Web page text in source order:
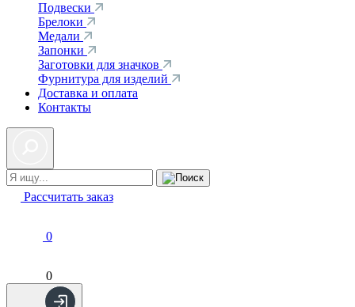
Подвески
Брелоки
Медали
Запонки
Заготовки для значков
Фурнитура для изделий
Доставка и оплата
Контакты
Рассчитать заказ
0
0